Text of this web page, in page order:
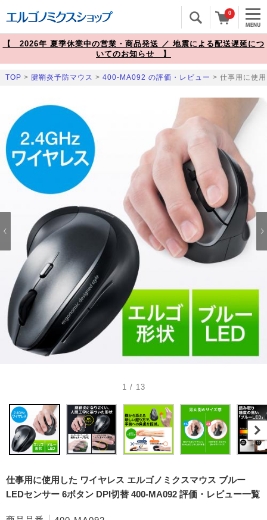
0
【 2026年 夏季休業中の営業・商品発送 ／ 地震による配送遅延につ
いてのお知らせ 】
TOP > 腱鞘炎予防マウス > 400-MA092 の評価・レビュー > 仕事用に使
1 / 13
仕事用に使用した ワイヤレス エルゴノミクスマウス ブルー
LEDセンサー 6ボタン DPI切替 400-MA092 評価・レビュー一覧